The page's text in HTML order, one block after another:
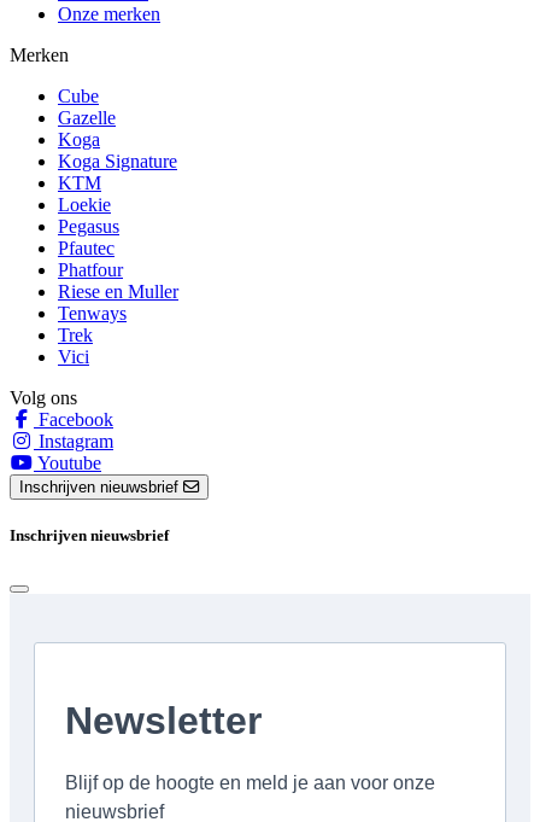
Onze merken
Merken
Cube
Gazelle
Koga
Koga Signature
KTM
Loekie
Pegasus
Pfautec
Phatfour
Riese en Muller
Tenways
Trek
Vici
Volg ons
Facebook
Instagram
Youtube
Inschrijven nieuwsbrief
Inschrijven nieuwsbrief